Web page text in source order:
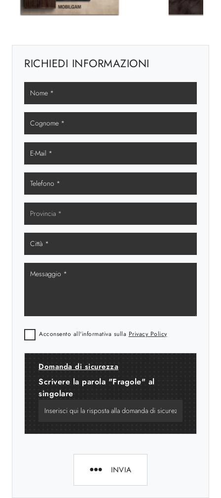
RICHIEDI INFORMAZIONI
Acconsento all'informativa sulla Privacy Policy
Domanda di sicurezza
Scrivere la parola "Fragole" al
singolare
INVIA